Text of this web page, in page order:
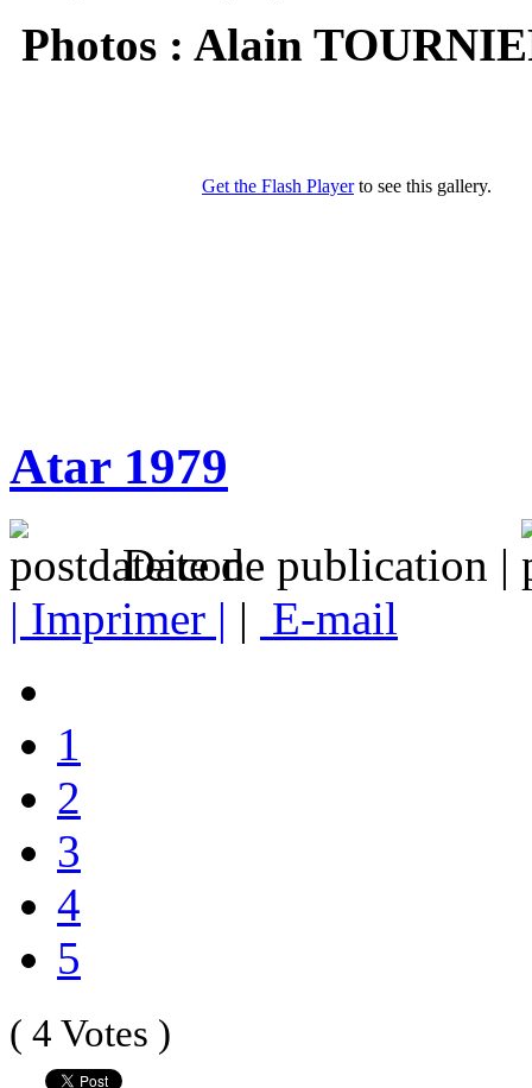
Photos : Alain
Atar 1979
Date de publication |
| Imprimer | | E-mail
1
2
3
4
5
( 4 Votes )